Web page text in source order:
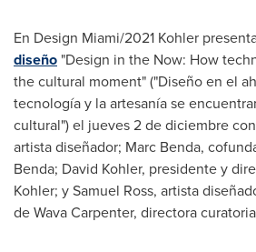
En Design Miami/2021 Kohler
diseño "Design in the Now: How
the cultural moment" ("Diseño en el
tecnología y la artesanía se
cultural") el jueves 2 de diciembre con
artista diseñador; Marc Benda,
Benda; David Kohler, presidente y
Kohler; ySamuel Ross, artista
deWava Carpenter, directora